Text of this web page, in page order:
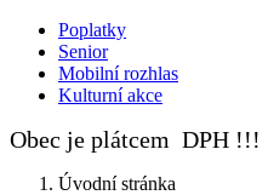
Poplatky
Senior
Mobilní rozhlas
Kulturní akce
Obec je plátcem DPH !!!
Úvodní stránka